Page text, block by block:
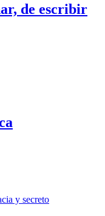
de escribir